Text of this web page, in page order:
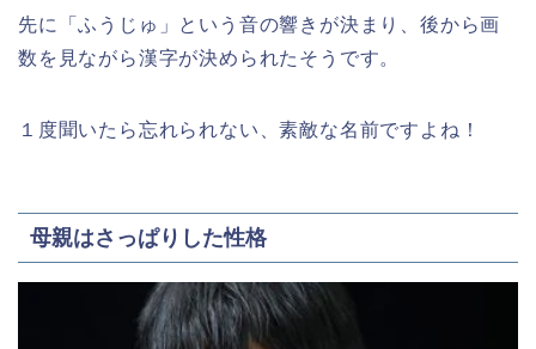
先に「ふうじゅ」という音の響きが決まり、後から画
数を見ながら漢字が決められたそうです。
１度聞いたら忘れられない、素敵な名前ですよね！
母親はさっぱりした性格